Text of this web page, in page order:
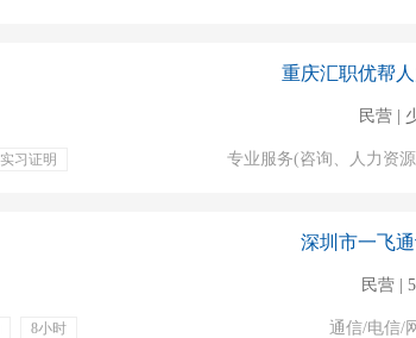
实习证明
重庆汇职优帮
民营 |
专业服务(咨询、人力资
8小时
深圳市一飞
民营 |
通信/电信/